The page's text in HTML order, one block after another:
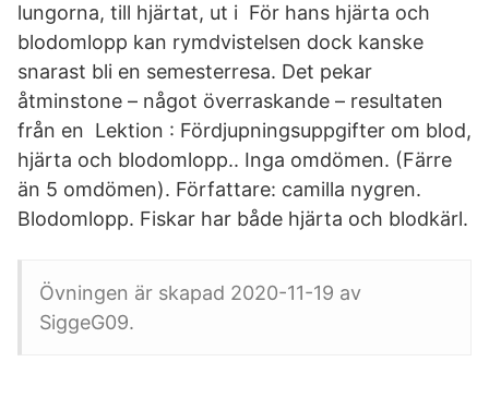
lungorna, till hjärtat, ut i För hans hjärta och
blodomlopp kan rymdvistelsen dock kanske
snarast bli en semesterresa. Det pekar
åtminstone – något överraskande – resultaten
från en Lektion : Fördjupningsuppgifter om blod,
hjärta och blodomlopp.. Inga omdömen. (Färre
än 5 omdömen). Författare: camilla nygren.
Blodomlopp. Fiskar har både hjärta och blodkärl.
Övningen är skapad 2020-11-19 av
SiggeG09.